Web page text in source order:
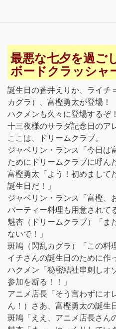
最悪な七夕を過ご
ボードクラッシャ
誕生日の蒼井えりか、ライチ
カグラ）、富樫勇太が登場！
ハクメンも久々に登場するぞ！
十三夜様のサラダ記念日のア
ここは、ドリームクラブ。
ジャベリン・ランス「今日は
ためにドリームクラブに呼ん
富樫勇太「よう！初めまして
誕生日だ！」
ジャベリン・ランス「富樫、
パーティー料理も用意されて
魅杏（ドリームクラブ）「ま
ないで！」
斑鳩（閃乱カグラ）「この料
イチさんの誕生日のために作
ハクメン「秘密結社串刺しオ
参加を断る！！」
アニメ店長「そう言わずにオ
ん！）さあ、富樫勇太の誕生
斑鳩「ええ、アニメ店長さん